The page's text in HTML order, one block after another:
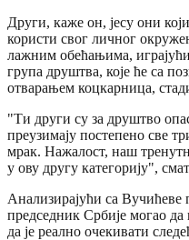
Други, каже он, јесу они
користи свог личног
лажним обећањима,
група друштва, које ће са
отварањем коцкарница,
"Ти други су за друштво
преузимају постепено све
мрак. Нажалост, наш
у ову другу категорију",
Анализирајући са Вучићеве
председник Србије могао
да је реално очекивати